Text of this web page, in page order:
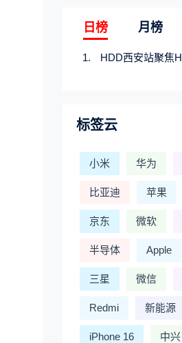
日榜 月榜
标签云
小米 华为
比亚迪 苹果
京东 微软
半导体 Apple
三星 微信
Redmi 新能源
iPhone 16 中兴